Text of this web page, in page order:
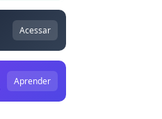
Acessar
Aprender